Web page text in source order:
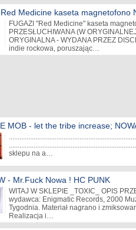
Medicine kaseta magnetofono
FUGAZI "Red Medicine" kaseta
PRZESŁUCHIWANA (W
ORYGINALNA - WYDANA PRZEZ
indie rockowa, poruszając…
MOB - let the tribe increase;
sklepu na a…
- Mr.Fuck Nowa ! HC PUNK
WITAJ W SKLEPIE _TOXIC_ OPIS
wydawca: Enigmatic Records, 2000
Tygodnia. Materiał nagrano i
Realizacja i…